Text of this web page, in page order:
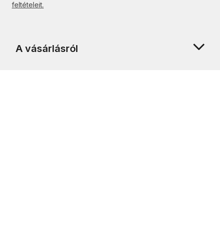
feltételeit.
A vásárlásról